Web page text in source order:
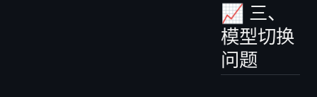
📈 三、
模型切换
问题